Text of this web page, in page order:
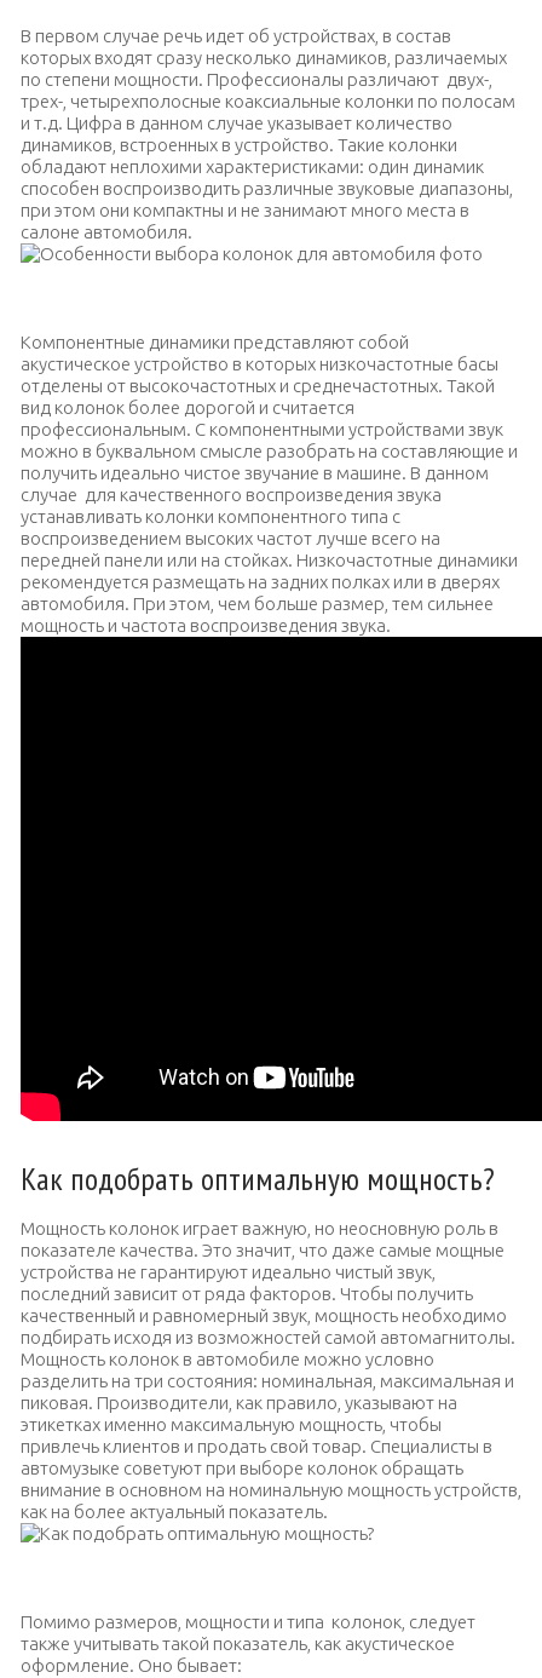
В первом случае речь идет об устройствах, в состав
которых входят сразу несколько динамиков, различаемых
по степени мощности. Профессионалы различают двух-,
трех-, четырехполосные коаксиальные колонки по полосам
и т.д. Цифра в данном случае указывает количество
динамиков, встроенных в устройство. Такие колонки
обладают неплохими характеристиками: один динамик
способен воспроизводить различные звуковые диапазоны,
при этом они компактны и не занимают много места в
салоне автомобиля.
Компонентные динамики представляют собой
акустическое устройство в которых низкочастотные басы
отделены от высокочастотных и среднечастотных. Такой
вид колонок более дорогой и считается
профессиональным. С компонентными устройствами звук
можно в буквальном смысле разобрать на составляющие и
получить идеально чистое звучание в машине. В данном
случае для качественного воспроизведения звука
устанавливать колонки компонентного типа с
воспроизведением высоких частот лучше всего на
передней панели или на стойках. Низкочастотные динамики
рекомендуется размещать на задних полках или в дверях
автомобиля. При этом, чем больше размер, тем сильнее
мощность и частота воспроизведения звука.
Как подобрать оптимальную мощность?
Мощность колонок играет важную, но неосновную роль в
показателе качества. Это значит, что даже самые мощные
устройства не гарантируют идеально чистый звук,
последний зависит от ряда факторов. Чтобы получить
качественный и равномерный звук, мощность необходимо
подбирать исходя из возможностей самой автомагнитолы.
Мощность колонок в автомобиле можно условно
разделить на три состояния: номинальная, максимальная и
пиковая. Производители, как правило, указывают на
этикетках именно максимальную мощность, чтобы
привлечь клиентов и продать свой товар. Специалисты в
автомузыке советуют при выборе колонок обращать
внимание в основном на номинальную мощность устройств,
как на более актуальный показатель.
Помимо размеров, мощности и типа колонок, следует
также учитывать такой показатель, как акустическое
оформление. Оно бывает: